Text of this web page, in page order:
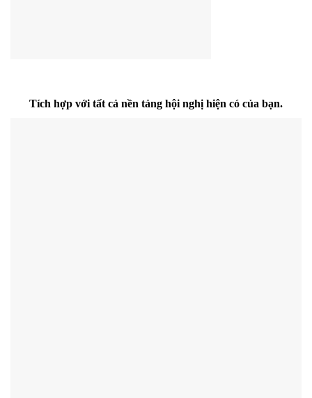
Tích hợp với tất cả nền tảng hội nghị hiện có của bạn.